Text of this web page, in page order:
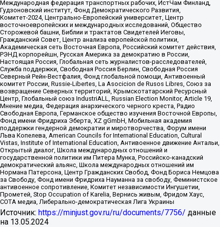
Международная федерация транспортных рабочих, ИстЧам Финланд,
Гудзоновский институт, Фонд Демократического Развития,
Комитет-2024, Центрально-Европейский университет, Центр
восточноевропейских и международных исследований, Общество
Сторожевой башни, Библии и трактатов Свидетелей Иеговы,
Гражданский Совет, Центр анализа европейской политики,
Академическая сеть Восточная Европа, Российский комитет действия,
РЭНД корпорейшн, Русская Америка за демократию в России,
Настоящая Россия, Глобальная сеть журналистов-расследователей,
Служба поддержки, Свободная Россия Берлин, Свободная Россия
Северный Рейн-Вестфалия, Фонд глобальной помощи, Антивоенный
комитет России, Russie-Libertes, La Asocicion de Rusos Libres, Союз за
возвращение Северных территорий, Крымскотатарский Ресурсный
Центр, Глобальный союз IndustriALL, Russian Election Monitor, Article 19,
Мнение медиа, Федерация анархического черного креста, Радио
Свободная Европа, Германское общество изучения Восточной Европы,
Фонд имени Фридриха Эберта, XZ gGmbH, Мобильная академия
поддержки гендерной демократии и миротворчества, Форум имени
Льва Копелева, American Councils for International Education, Cultural
Vistas, Institute of International Education, Антивоенное движение Антальи,
Открытый диалог, Школа международных отношений и
государственной политики им Питера Мунка, Российско-канадский
демократический альянс, Школа международных отношений им
Нормана Патерсона, Центр Гражданских Свобод, Фонд Бориса Немцова
за Свободу, Фонд имени Фридриха Науманна за свободу, Феминистское
антивоенное сопротивление, Комитет независимости Ингушетии,
Прометей, Stop Occupation of Karelia, Вернись живым, Фридом Хаус,
СОТА медиа, Либерально-демократическая Лига Украины
Источник: https://minjust.gov.ru/ru/documents/7756/ данные
на 13.05.2024